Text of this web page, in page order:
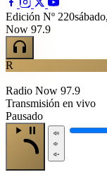
Edición Nº 220
Now 97.9
R
Radio Now 97.9
Transmisión en vivo
Pausado